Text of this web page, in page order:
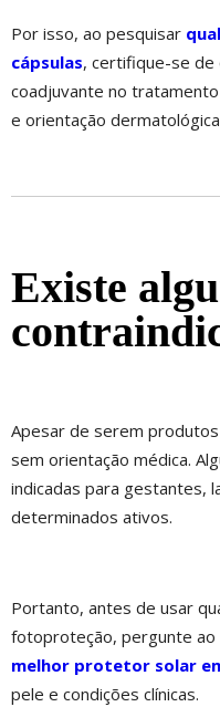
Por isso, ao pesquisar
cápsulas, certifique-se de
coadjuvante no
e orientação
Existe
Apesar de serem
sem orientação médica.
indicadas para gestantes,
determinados ativos.
Portanto, antes de usar
fotoproteção, pergunte
melhor protetor solar
pele e condições clínicas.